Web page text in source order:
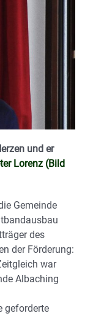
und er
Lorenz (Bild
Gemeinde
des
der Förderung:
war
Albaching
geforderte